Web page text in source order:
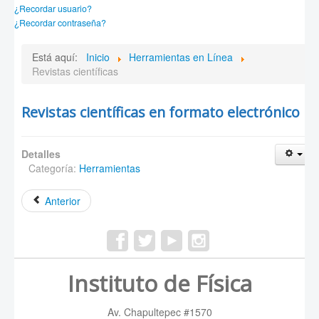
¿Recordar usuario?
¿Recordar contraseña?
Está aquí: Inicio
Herramientas en Línea
Revistas científicas
Revistas científicas en formato electrónico
Detalles
Categoría: Herramientas
Anterior
Instituto de Física
Av. Chapultepec #1570